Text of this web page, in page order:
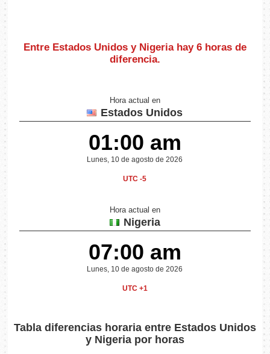
Entre Estados Unidos y Nigeria hay 6 horas de
diferencia.
Hora actual en
Estados Unidos
01:00 am
Lunes, 10 de agosto de 2026
UTC -5
Hora actual en
Nigeria
07:00 am
Lunes, 10 de agosto de 2026
UTC +1
Tabla diferencias horaria entre Estados Unidos
y Nigeria por horas